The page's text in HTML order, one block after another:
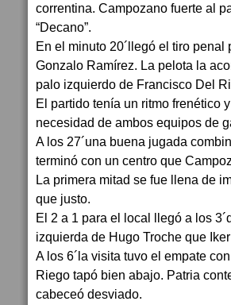
correntina. Campozano fuerte al
“Decano”.
En el minuto 20´llegó el tiro
Gonzalo Ramírez. La pelota la
palo izquierdo de Francisco Del
El partido tenía un ritmo frenético
necesidad de ambos equipos de
A los 27´una buena jugada
terminó con un centro que
La primera mitad se fue llena de
que justo.
El 2 a 1 para el local llegó a los
izquierda de Hugo Troche que
A los 6´la visita tuvo el empate
Riego tapó bien abajo. Patria
cabeceó desviado.